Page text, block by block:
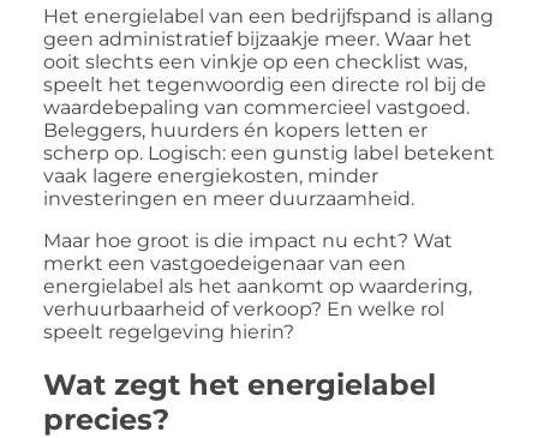
Het energielabel van een bedrijfspand is allang
geen administratief bijzaakje meer. Waar het
ooit slechts een vinkje op een checklist was,
speelt het tegenwoordig een directe rol bij de
waardebepaling van commercieel vastgoed.
Beleggers, huurders én kopers letten er
scherp op. Logisch: een gunstig label betekent
vaak lagere energiekosten, minder
investeringen en meer duurzaamheid.
Maar hoe groot is die impact nu echt? Wat
merkt een vastgoedeigenaar van een
energielabel als het aankomt op waardering,
verhuurbaarheid of verkoop? En welke rol
speelt regelgeving hierin?
Wat zegt het energielabel
precies?